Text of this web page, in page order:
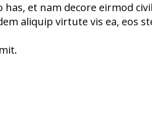
et nam decore eirmod
aliquip virtute vis ea, eos